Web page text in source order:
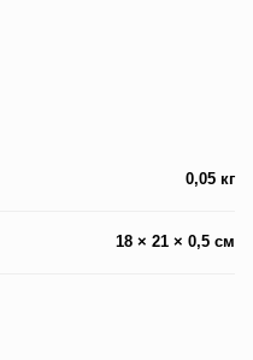
0,05 кг
18 × 21 × 0,5 см